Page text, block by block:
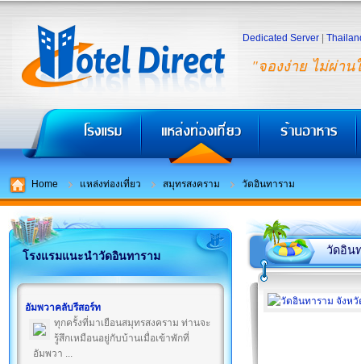
"จองง่าย ไม่ผ่าน
Dedicated Server
Home แหล่งท่องเที่ยว สมุทรสงคราม วัดอินทาราม
โรงแรมแนะนำวัดอินทาราม
อัมพวาคลับรีสอร์ท
ทุกครั้งที่มาเยือนสมุทรสงคราม ท่านจะ
รู้สึกเหมือนอยู่กับบ้านเมื่อเข้าพักที่
อัมพวา ...
วัดอิน